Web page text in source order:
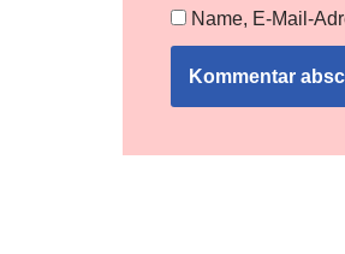
Name, E-Mail-